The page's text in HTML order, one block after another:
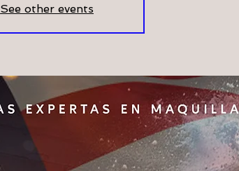
See other events